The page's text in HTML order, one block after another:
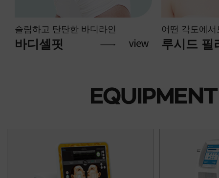
어떤 각도에서도 예쁘게
루시드 필러
탄력있고 활
에어젯 리